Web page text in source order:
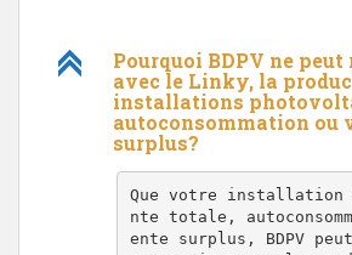
C
Pourquoi BDPV ne peut
avec le Linky, la
installations
autoconsommation ou
surplus?
Que votre installation
nte totale,
ente surplus, BDPV